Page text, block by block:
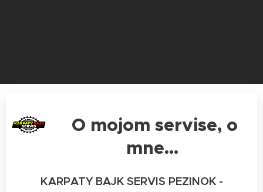
O mojom servise, o
mne...
KARPATY BAJK SERVIS PEZINOK -